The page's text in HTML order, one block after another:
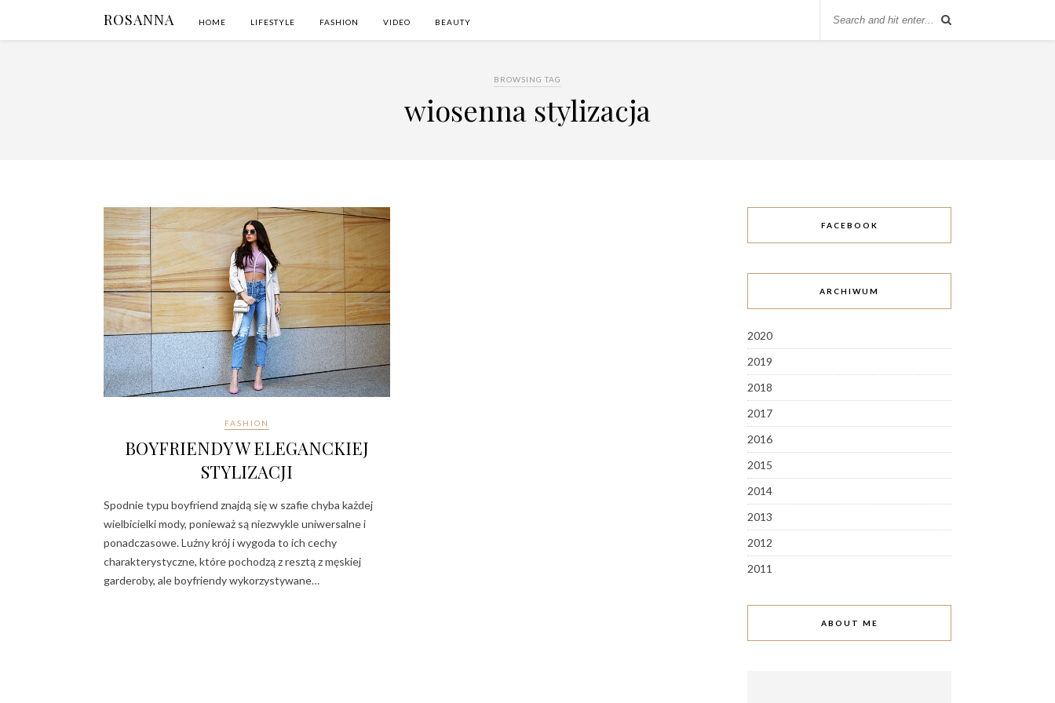
ROSANNA HOME LIFESTYLE FASHION VIDEO BEAUTY
BROWSING TAG
wiosenna stylizacja
FASHION
BOYFRIENDY W ELEGANCKIEJ
STYLIZACJI
Spodnie typu boyfriend znajdą się w szafie chyba każdej
wielbicielki mody, ponieważ są niezwykle uniwersalne i
ponadczasowe. Luźny krój i wygoda to ich cechy
charakterystyczne, które pochodzą z resztą z męskiej
garderoby, ale boyfriendy wykorzystywane…
FACEBOOK
ARCHIWUM
2020
2019
2018
2017
2016
2015
2014
2013
2012
2011
ABOUT ME